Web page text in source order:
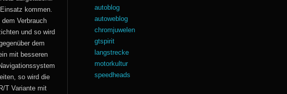
autoblog
autoweblog
chromjuwelen
gtspirit
langstrecke
motorkultur
speedheads
kommen.
Verbrauch
und so wird
dem
mit besseren
so wird die
T Variante mit